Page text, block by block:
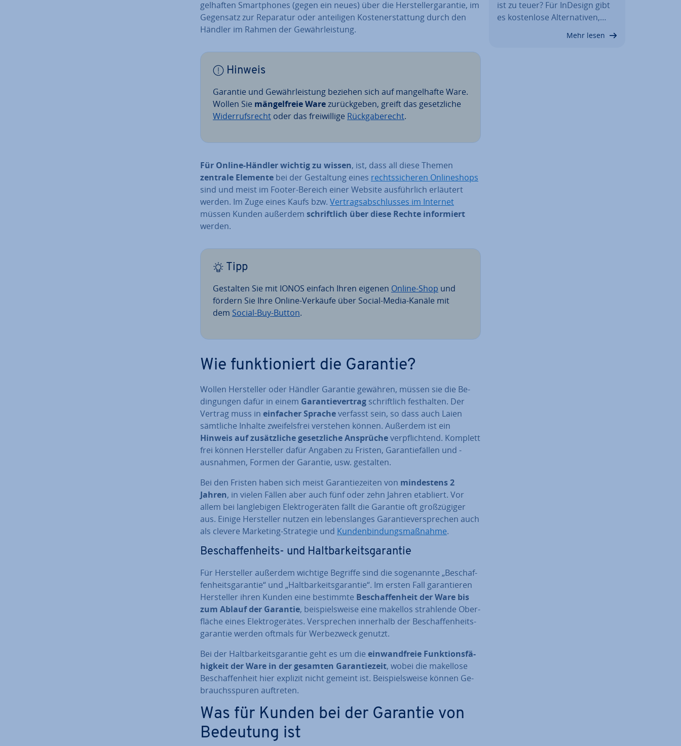
gel­haf­ten Smart­phones (gegen ein neues) über die Her­stel­ler­ga­ran­tie, im
Gegensatz zur Reparatur oder an­tei­li­gen Kos­ten­er­stat­tung durch den
Händler im Rahmen der Ge­währ­leis­tung.
Hinweis
Garantie und Ge­währ­leis­tung beziehen sich auf man­gel­haf­te Ware.
Wollen Sie män­gel­freie Warezu­rück­ge­ben, greift das ge­setz­li­che
Wi­der­rufs­recht oder das frei­wil­li­ge Rück­ga­be­recht.
Für Online-Händler wichtig zu wissen, ist, dass all diese Themen
zentrale Elemente bei der Ge­stal­tung eines rechts­si­che­ren On­line­shops
sind und meist im Footer-Bereich einer Website aus­führ­lich erläutert
werden. Im Zuge eines Kaufs bzw. Ver­trags­ab­schlus­ses im Internet
müssen Kunden außerdem schrift­lich über diese Rechte in­for­miert
werden.
Tipp
Gestalten Sie mit IONOS einfach Ihren eigenen Online-Shop und
fördern Sie Ihre Online-Verkäufe über Social-Media-Kanäle mit
dem Social-Buy-Button.
Wie funk­tio­niert die Garantie?
Wollen Her­stel­ler oder Händler Garantie gewähren, müssen sie die Be­
din­gun­gen dafür in einem Ga­ran­tie­ver­trag schrift­lich fest­hal­ten. Der
Vertrag muss in einfacher Spracheverfasst sein, so dass auch Laien
sämtliche Inhalte zwei­fels­frei verstehen können. Außerdem ist ein
Hinweis auf zu­sätz­li­che ge­setz­li­che Ansprüchever­pflich­tend. Komplett
frei können Her­stel­ler dafür Angaben zu Fristen, Ga­ran­tie­fäl­len und -
ausnahmen, Formen der Garantie, usw. gestalten.
Bei den Fristen haben sich meist Ga­ran­tie­zei­ten von min­des­tens 2
Jahren, in vielen Fällen aber auch fünf oder zehn Jahren etabliert. Vor
allem bei lang­le­bi­gen Elek­tro­ge­rä­ten fällt die Garantie oft groß­zü­gi­ger
aus. Einige Her­stel­ler nutzen ein le­bens­lan­ges Ga­ran­tie­ver­spre­chen auch
als clevere Marketing-Strategie und Kun­den­bin­dungs­maß­nah­me.
Be­schaf­fen­heits- und Halt­bar­keits­ga­ran­tie
Für Her­stel­ler außerdem wichtige Begriffe sind die so­ge­nann­te „Be­schaf­
fen­heits­ga­ran­tie“ und „Halt­bar­keits­ga­ran­tie“. Im ersten Fall ga­ran­tie­ren
Her­stel­ler ihren Kunden eine bestimmte Be­schaf­fen­heit der Ware bis
zum Ablauf der Garantie, bei­spiels­wei­se eine makellos strah­len­de Ober­
flä­che eines Elek­tro­ge­rä­tes. Ver­spre­chen innerhalb der Be­schaf­fen­heits­
ga­ran­tie werden oftmals für Wer­be­zweck genutzt.
Bei der Halt­bar­keits­ga­ran­tie geht es um die ein­wand­freie Funk­ti­ons­fä­
hig­keit der Ware in der gesamten Ga­ran­tie­zeit, wobei die makellose
Be­schaf­fen­heit hier explizit nicht gemeint ist. Bei­spiels­wei­se können Ge­
brauchs­spu­ren auftreten.
Was für Kunden bei der Garantie von
Bedeutung ist
ist zu teuer? Für InDesign gibt
es kos­ten­lo­se Al­ter­na­ti­ven,…
Mehr lesen